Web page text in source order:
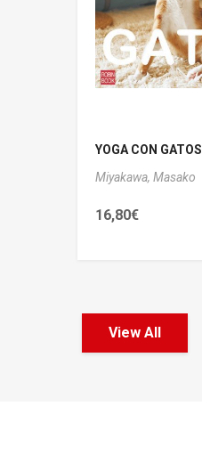
YOGA CON GATOS
Miyakawa, Masako
16,80€
View All